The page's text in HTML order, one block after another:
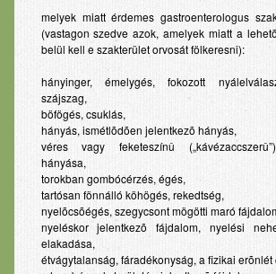
Gyógyszerinfo
Kérdezzen
Pályázat
Elérhetőség
melyek miatt érdemes gastroenterologus
(vastagon szedve azok, amelyek miatt a
belül kell e szakterület orvosát fölkeresni):
hányinger, émelygés, fokozott
szájszag,
böfögés, csuklás,
hányás, ismétlõdõen jelentkezõ hányás,
véres vagy feketeszínû
hányása,
torokban gombócérzés, égés,
tartósan fönnálló köhögés, rekedtség,
nyelõcsõégés, szegycsont mögötti maró
nyeléskor jelentkezõ fájdalom, nyelési
elakadása,
étvágytalanság, fáradékonyság, a fizikai erõnlét